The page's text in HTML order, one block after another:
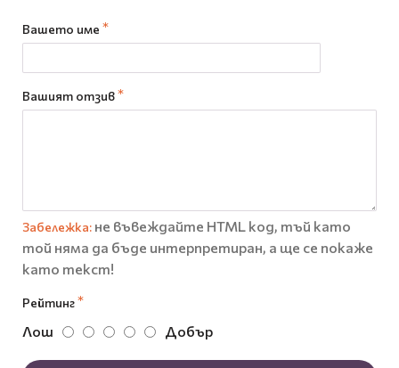
Вашето име
Вашият отзив
Забележка: не въвеждайте HTML код, тъй като
той няма да бъде интерпретиран, а ще се покаже
като текст!
Рейтинг
Лош Добър